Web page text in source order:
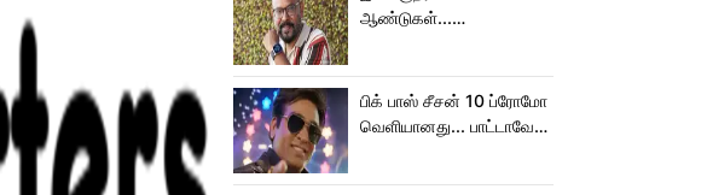
ஆண்டுகள்...
பிக் பாஸ் சீசன் 10 ப்ரோமோ
வெளியானது... பாட்டாவே